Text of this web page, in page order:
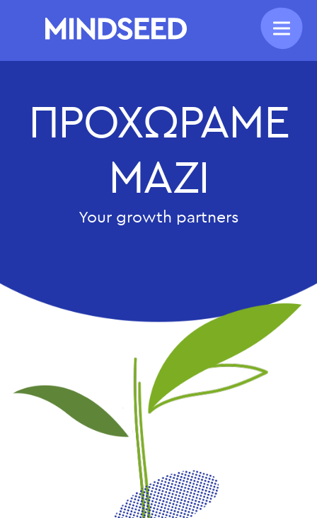
ΠΡΟΧΩΡΑΜΕ
ΜΑΖΙ
Your growth partners